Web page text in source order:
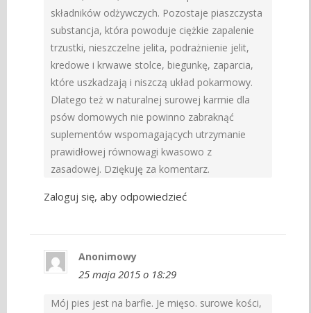
składników odżywczych. Pozostaje piaszczysta
substancja, która powoduje ciężkie zapalenie
trzustki, nieszczelne jelita, podrażnienie jelit,
kredowe i krwawe stolce, biegunkę, zaparcia,
które uszkadzają i niszczą układ pokarmowy.
Dlatego też w naturalnej surowej karmie dla
psów domowych nie powinno zabraknąć
suplementów wspomagających utrzymanie
prawidłowej równowagi kwasowo z
zasadowej. Dziękuję za komentarz.
Zaloguj się, aby odpowiedzieć
Anonimowy
25 maja 2015 o 18:29
Mój pies jest na barfie. Je mięso. surowe kości,